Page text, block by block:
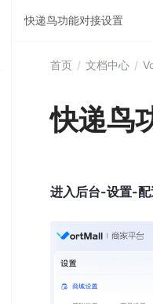
首页 / 文档中心 /
快递鸟
进入后台-设置-配
快递鸟功能对接设置